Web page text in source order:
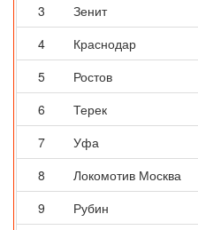
3
Зенит
4
Краснодар
5
Ростов
6
Терек
7
Уфа
8
Локомотив Москва
9
Рубин